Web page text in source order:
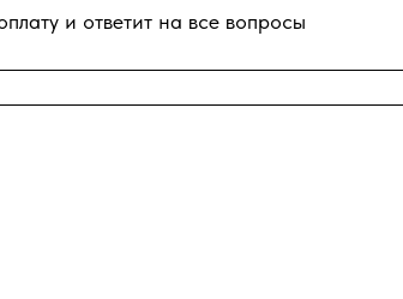
и ответит на все вопросы